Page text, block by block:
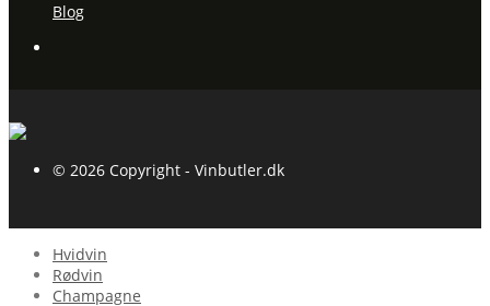
Blog
© 2026 Copyright - Vinbutler.dk
Hvidvin
Rødvin
Champagne